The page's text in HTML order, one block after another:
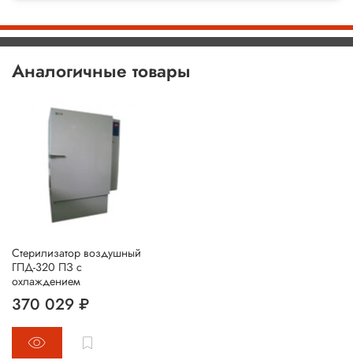
Аналогичные товары
Стерилизатор воздушный
ГПД-320 ПЗ с
охлаждением
370 029 ₽